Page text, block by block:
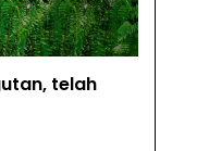
telah